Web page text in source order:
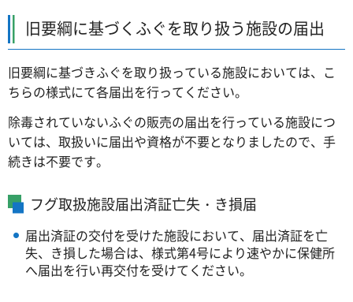
旧要綱に基づくふぐを取り扱う施設の届出
旧要綱に基づきふぐを取り扱っている施設においては、こ
ちらの様式にて各届出を行ってください。
除毒されていないふぐの販売の届出を行っている施設につ
いては、取扱いに届出や資格が不要となりましたので、手
続きは不要です。
フグ取扱施設届出済証亡失・き損届
届出済証の交付を受けた施設において、届出済証を亡
失、き損した場合は、様式第4号により速やかに保健所
へ届出を行い再交付を受けてください。